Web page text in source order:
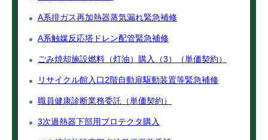
A系排ガス再加熱器蒸気漏れ緊急補修
A系触媒反応塔ドレン配管緊急補修
ごみ焼却施設燃料（灯油）購入（3）（単価契約）
リサイクル館入口2階自動扉駆動装置等緊急補修
職員健康診断業務委託（単価契約）
3次過熱器下部用プロテクタ購入